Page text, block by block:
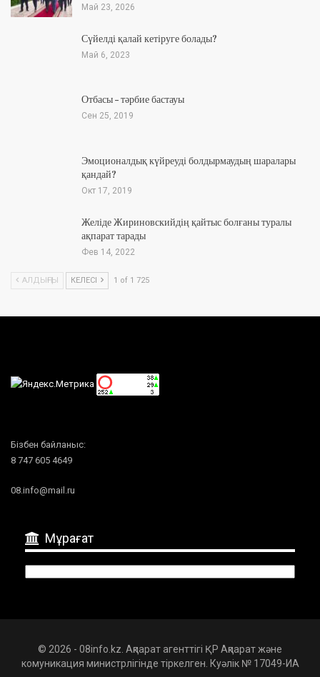
Май 23, 2026
Сүйелді қалай кетіруге болады?
Май 6, 2023
Отбасы – тәрбие бастауы
Сен 25, 2019
Эмоционалдық күйреуді болдырмаудың шаралары
қандай?
Окт 17, 2019
Желіде Жириновскийдің қайтыс болғаны туралы
ақпарат тарады
Фев 14, 2022
АЛДЫҢҒЫ КЕЛЕСІ 1 of 1 725
Бізбен байланыс:
8 747 605 4649
08.info@mail.ru
Мұрағат
© 2026 - 08info.kz. Ақпарат агенттігі ҚР Ақпарат және
комуникация министрлігінде тіркелген. Куәлік № 17049-ИА